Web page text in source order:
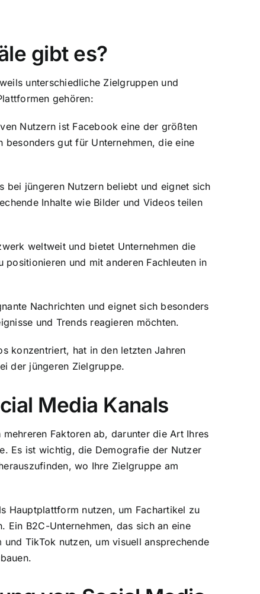
gibt es?
unterschiedliche Zielgruppen und
gehören:
Nutzern ist Facebook eine der größten
gut für Unternehmen, die eine
bei jüngeren Nutzern beliebt und eignet sich
Inhalte wie Bilder und Videos teilen
weltweit und bietet Unternehmen die
und mit anderen Fachleuten in
Nachrichten und eignet sich besonders
und Trends reagieren möchten.
konzentriert, hat in den letzten Jahren
der jüngeren Zielgruppe.
Media Kanals
Faktoren ab, darunter die Art Ihres
Es ist wichtig, die Demografie der Nutzer
wo Ihre Zielgruppe am
Hauptplattform nutzen, um Fachartikel zu
Ein B2C-Unternehmen, das sich an eine
TikTok nutzen, um visuell ansprechende